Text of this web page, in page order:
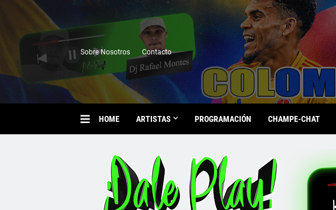
Sobre Nosotros Contacto
HOME ARTISTAS PROGRAMACIÓN CHAMPE-CHAT